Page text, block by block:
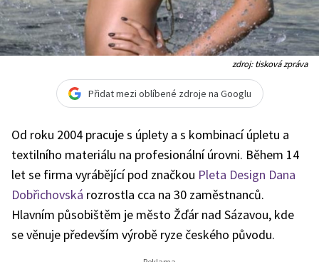
zdroj: tisková zpráva
Přidat mezi oblíbené zdroje na Googlu
Od roku 2004 pracuje s úplety a s kombinací úpletu a
textilního materiálu na profesionální úrovni. Během 14
let se firma vyrábějící pod značkou Pleta Design Dana
Dobřichovská rozrostla cca na 30 zaměstnanců.
Hlavním působištěm je město Žďár nad Sázavou, kde
se věnuje především výrobě ryze českého původu.